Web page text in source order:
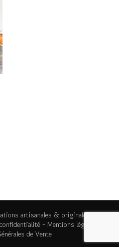
artisanales & originales. Tous
- Mentions légales
de Vente